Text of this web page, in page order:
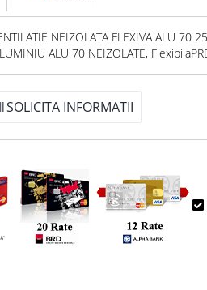
NEIZOLATA FLEXIVA ALU 70
ALU 70 NEIZOLATE,
SOLICITA INFORMATII